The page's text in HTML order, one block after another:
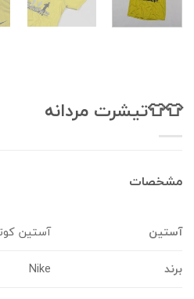
👕👕تیشرت مردانه
مشخصات
آستین
آستین کوتاه
برند
Nike